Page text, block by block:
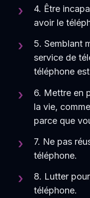
4. Être
avoir le
5. Semblant
service de
téléphone
6. Mettre en
la vie,
parce que
7. Ne pas
téléphone.
8. Lutter
téléphone.